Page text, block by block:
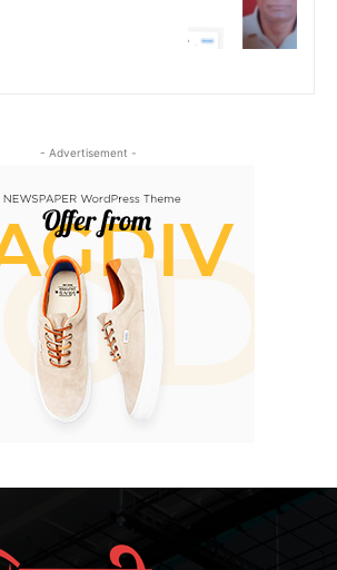
- Advertisement -